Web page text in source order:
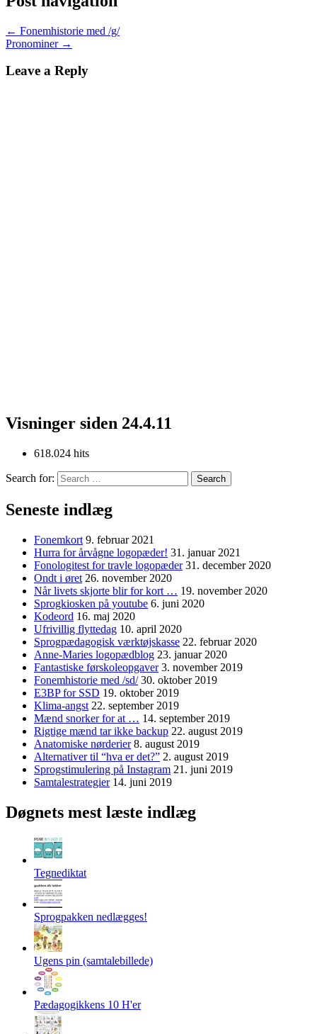
← Fonemhistorie med /g/
Pronominer →
Leave a Reply
Visninger siden 24.4.11
618.024 hits
Search for:
Seneste indlæg
Fonemkort 9. februar 2021
Hurra for årvågne logopæder! 31. januar 2021
Fonologitest for travle logopæder 31. december 2020
Ondt i øret 26. november 2020
Når livets skjorte blir for kort … 19. november 2020
Sprogkiosken på youtube 6. juni 2020
Kodeord 16. maj 2020
Ufrivillig flyttedag 10. april 2020
Sprogpædagogisk værktøjskasse 22. februar 2020
Anne-Maries logopædblog 23. januar 2020
Fantastiske førskoleopgaver 3. november 2019
Fonemhistorie med /sd/ 30. oktober 2019
E3BP for SSD 19. oktober 2019
Klima-angst 22. september 2019
Mænd snorker for at … 14. september 2019
Rigtige mænd tar ikke backup 22. august 2019
Anatomiske nørderier 8. august 2019
Alternativer til “hva er det?” 2. august 2019
Sprogstimulering på Instagram 21. juni 2019
Samtalestrategier 14. juni 2019
Døgnets mest læste indlæg
Tegnediktat
Sprogpakken nedlægges!
Ugens pin (samtalebillede)
Pædagogikkens 10 H'er